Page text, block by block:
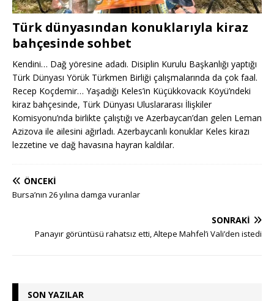
Türk dünyasından konuklarıyla kiraz
bahçesinde sohbet
Kendini… Dağ yöresine adadı. Disiplin Kurulu Başkanlığı yaptığı
Türk Dünyası Yörük Türkmen Birliği çalışmalarında da çok faal.
Recep Koçdemir… Yaşadığı Keles’in Küçükkovacık Köyü’ndeki
kiraz bahçesinde, Türk Dünyası Uluslararası İlişkiler
Komisyonu’nda birlikte çalıştığı ve Azerbaycan’dan gelen Leman
Azizova ile ailesini ağırladı. Azerbaycanlı konuklar Keles kirazı
lezzetine ve dağ havasına hayran kaldılar.
ÖNCEKI
Bursa’nın 26 yılına damga vuranlar
SONRAKI
Panayır görüntüsü rahatsız etti, Altepe Mahfel’i Vali’den istedi
SON YAZILAR